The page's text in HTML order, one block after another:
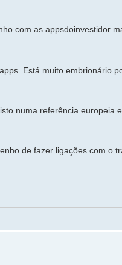
com as appsdoinvestidor
Está muito embrionário
numa referência europeia
de fazer ligações com o